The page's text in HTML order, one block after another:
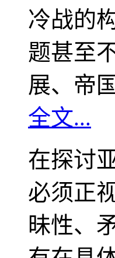
冷战的
题甚至
展、帝
全文...
在探讨
必须正
昧性、